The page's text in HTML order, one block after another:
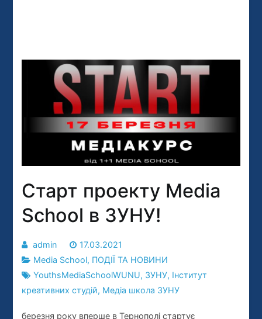
Старт проекту Media
School в ЗУНУ!
admin
17.03.2021
Media School, ПОДІЇ ТА НОВИНИ
YouthsMediaSchoolWUNU, ЗУНУ, Інститут
креативних студій, Медіа школа ЗУНУ
березня року вперше в Тернополі стартує